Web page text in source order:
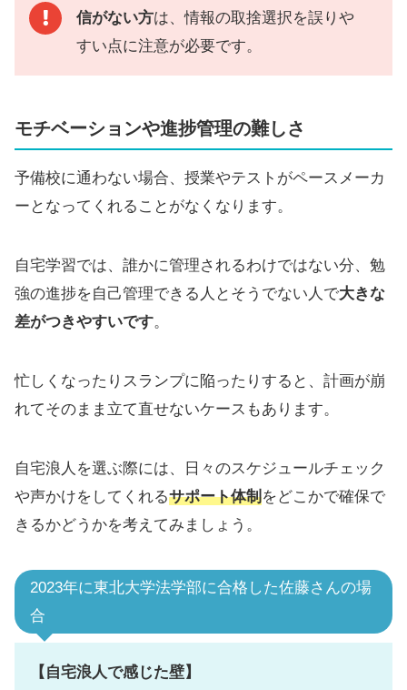
信がない方は、情報の取捨選択を誤りや
すい点に注意が必要です。
モチベーションや進捗管理の難しさ
予備校に通わない場合、授業やテストがペースメーカ
ーとなってくれることがなくなります。
自宅学習では、誰かに管理されるわけではない分、勉
強の進捗を自己管理できる人とそうでない人で大きな
差がつきやすいです。
忙しくなったりスランプに陥ったりすると、計画が崩
れてそのまま立て直せないケースもあります。
自宅浪人を選ぶ際には、日々のスケジュールチェック
や声かけをしてくれるサポート体制をどこかで確保で
きるかどうかを考えてみましょう。
2023年に東北大学法学部に合格した佐藤さんの場
合
【自宅浪人で感じた壁】